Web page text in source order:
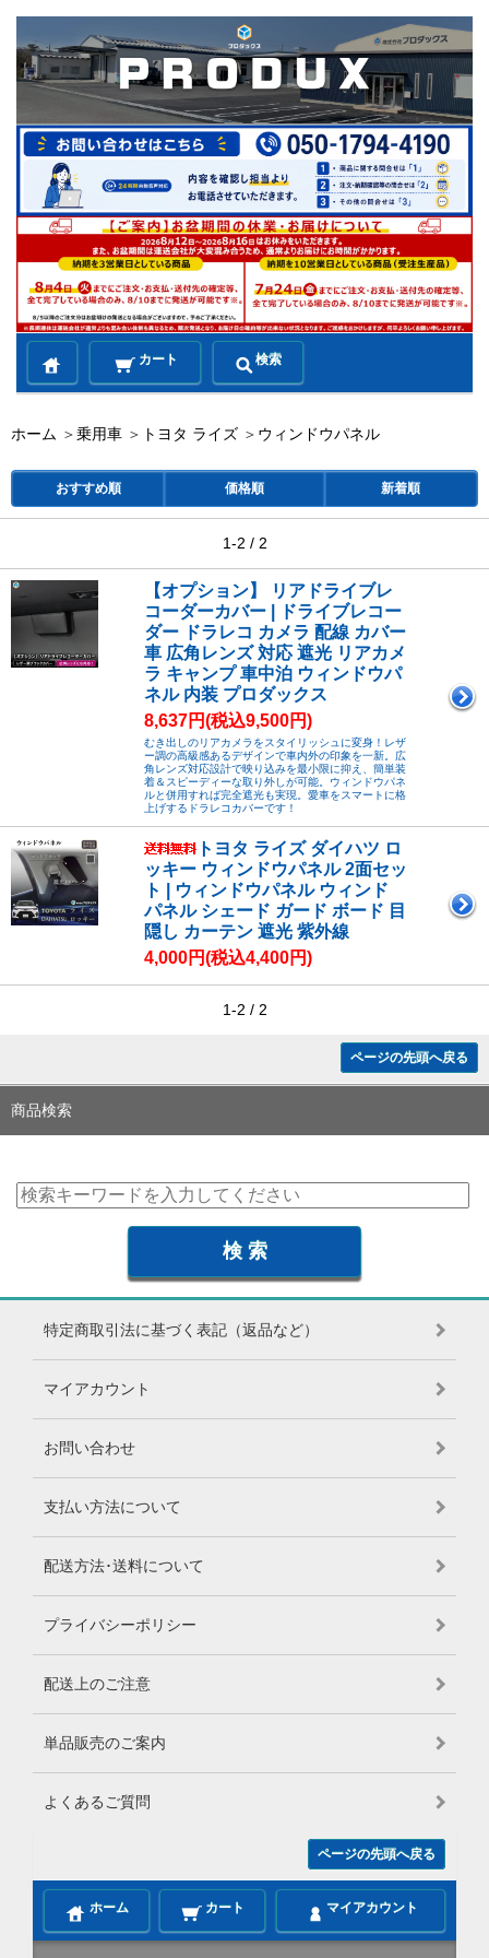
カート 検索
ホーム ＞乗用車 ＞ トヨタ ライズ ＞ ウィンドウパネル
おすすめ順 価格順 新着順
1-2 / 2
【オプション】 リアドライブレ
コーダーカバー | ドライブレコー
ダー ドラレコ カメラ 配線 カバー
車 広角レンズ 対応 遮光 リアカメ
ラ キャンプ 車中泊 ウィンドウパ
ネル 内装 プロダックス
8,637円(税込9,500円)
むき出しのリアカメラをスタイリッシュに変身！レザ
ー調の高級感あるデザインで車内外の印象を一新。広
角レンズ対応設計で映り込みを最小限に抑え、簡単装
着＆スピーディーな取り外しが可能。ウィンドウパネ
ルと併用すれば完全遮光も実現。愛車をスマートに格
上げするドラレコカバーです！
トヨタ ライズ ダイハツ ロ
ッキー ウィンドウパネル 2面セッ
ト | ウィンドウパネル ウィンド
パネル シェード ガード ボード 目
隠し カーテン 遮光 紫外線
4,000円(税込4,400円)
1-2 / 2
ページの先頭へ戻る
商品検索
特定商取引法に基づく表記（返品など）
マイアカウント
お問い合わせ
支払い方法について
配送方法･送料について
プライバシーポリシー
配送上のご注意
単品販売のご案内
よくあるご質問
ページの先頭へ戻る
ホーム カート マイアカウント